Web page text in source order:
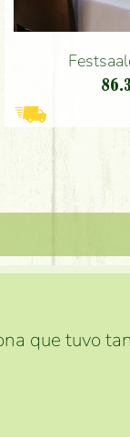
que tuvo